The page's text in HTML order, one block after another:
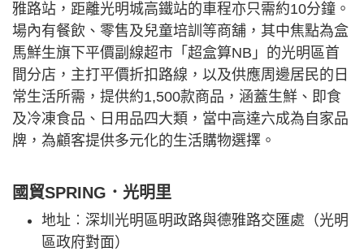
雅路站，距離光明城高鐵站的車程亦只需約10分鐘。
場內有餐飲、零售及兒童培訓等商舖，其中焦點為盒
馬鮮生旗下平價副線超市「超盒算NB」的光明區首
間分店，主打平價折扣路線，以及供應周邊居民的日
常生活所需，提供約1,500款商品，涵蓋生鮮、即食
及冷凍食品、日用品四大類，當中高達六成為自家品
牌，為顧客提供多元化的生活購物選擇。
國貿SPRING．光明里
地址︰深圳光明區明政路與德雅路交匯處（光明
區政府對面）